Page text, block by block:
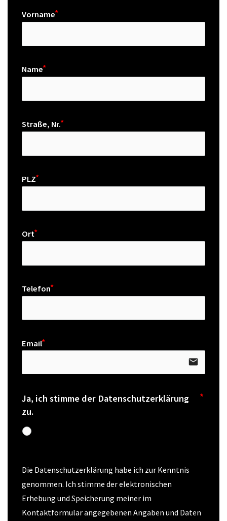
Vorname
Name
Straße, Nr.
PLZ
Ort
Telefon
Email
email
Ja, ich stimme der Datenschutzerklärung
zu.
Die Datenschutzerklärung habe ich zur Kenntnis
genommen. Ich stimme der elektronischen
Erhebung und Speicherung meiner im
Kontaktformular angegebenen Angaben und Daten